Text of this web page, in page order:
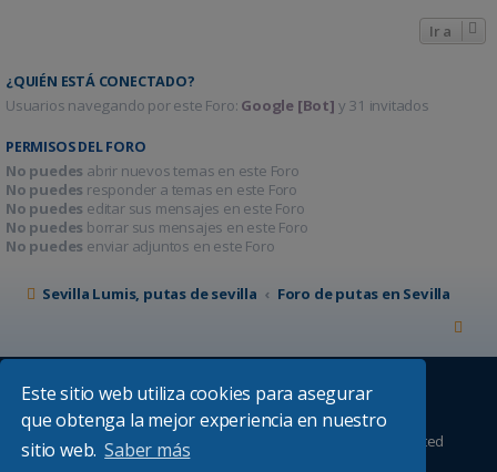
Este sitio web utiliza cookies para asegurar
que obtenga la mejor experiencia en nuestro
sitio web. Saber más
Ir a
¿QUIÉN ESTÁ CONECTADO?
Usuarios navegando por este Foro: Google [Bot] y 31 invitados
PERMISOS DEL FORO
No puedes abrir nuevos temas en este Foro
No puedes responder a temas en este Foro
No puedes editar sus mensajes en este Foro
No puedes borrar sus mensajes en este Foro
No puedes enviar adjuntos en este Foro
Sevilla Lumis, putas de sevilla Foro de putas en Sevilla
Desarrollado por phpBB
® Forum Software © phpBB Limited